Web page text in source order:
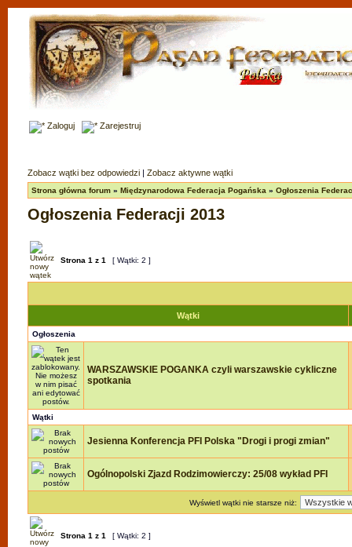
Zaloguj Zarejestruj
Zobacz wątki bez odpowiedzi | Zobacz aktywne wątki
Strona główna forum » Międzynarodowa Federacja Pogańska » Ogłoszenia
Ogłoszenia Federacji 2013
Strona 1 z 1 [ Wątki: 2 ]
Wątki
Ogłoszenia
WARSZAWSKIE POGANKA czyli warszawskie cykliczne
spotkania
Wątki
Jesienna Konferencja PFI Polska "Drogi i progi zmian"
Ogólnopolski Zjazd Rodzimowierczy: 25/08 wykład PFI
Wyświetl wątki nie starsze niż:
Strona 1 z 1 [ Wątki: 2 ]